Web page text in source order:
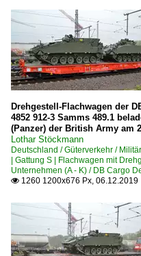
Drehgestell-Flachwagen der
4852 912-3 Samms 489.1
(Panzer) der British Army am
Lothar Stöckmann
Deutschland / Güterverkehr /
| Gattung S | Flachwagen mit
Unternehmen (A - K) / DB Cargo
 1260 1200x676 Px, 06.12.2019